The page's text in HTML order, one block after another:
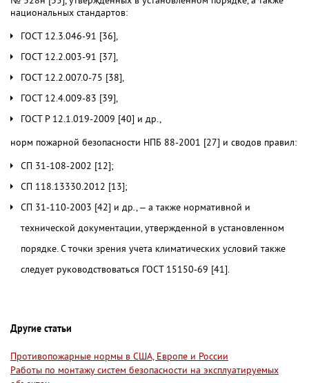
национальных стандартов:
ГОСТ 12.3.046-91 [36],
ГОСТ 12.2.003-91 [37],
ГОСТ 12.2.007.0-75 [38],
ГОСТ 12.4.009-83 [39],
ГОСТ Р 12.1.019-2009 [40] и др.,
норм пожарной безопасности НПБ 88-2001 [27] и сводов правил:
СП 31-108-2002 [12];
СП 118.13330.2012 [13];
СП 31-110-2003 [42] и др., – а также нормативной и
технической документации, утвержденной в установленном
порядке. С точки зрения учета климатических условий также
следует руководствоваться ГОСТ 15150-69 [41].
Другие статьи
Противопожарные нормы в США, Европе и России
Работы по монтажу систем безопасности на эксплуатируемых